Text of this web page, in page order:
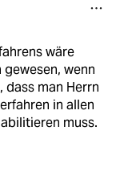
wäre
wenn
man Herrn
in allen
muss.